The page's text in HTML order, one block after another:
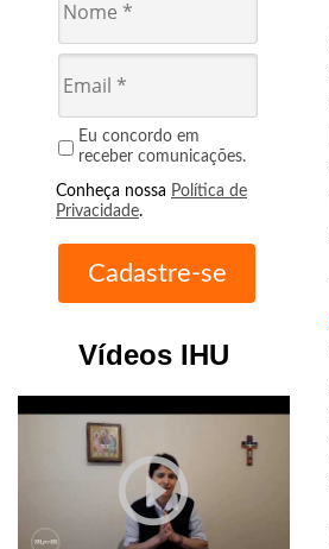
Eu concordo em
receber comunicações.
Conheça nossa Política de
Privacidade.
Vídeos IHU
play_circle_outline